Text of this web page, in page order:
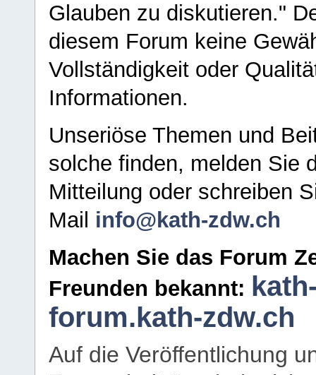
Glauben zu diskutieren."
diesem Forum keine
Vollständigkeit oder
Informationen.
Unseriöse Themen und
solche finden, melden Sie
Mitteilung oder schreiben
Mail info@kath-zdw.ch
Machen Sie das Forum
Freunden bekannt:
forum.kath-zdw.ch
Auf die Veröffentlichung